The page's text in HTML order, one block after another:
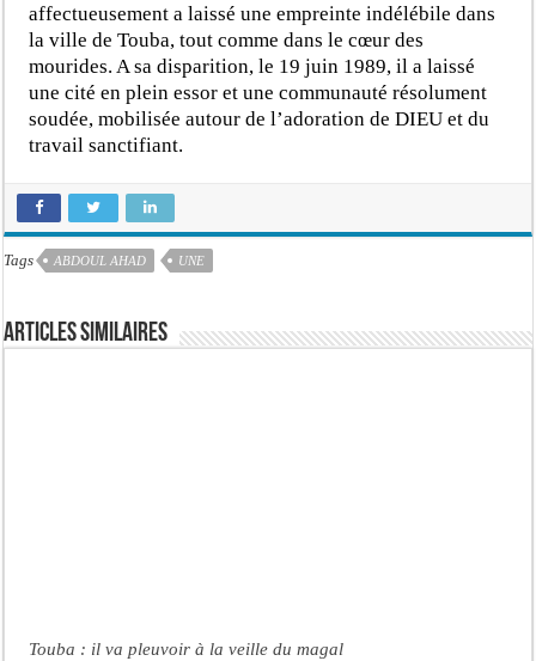
affectueusement a laissé une empreinte indélébile dans
la ville de Touba, tout comme dans le cœur des
mourides. A sa disparition, le 19 juin 1989, il a laissé
une cité en plein essor et une communauté résolument
soudée, mobilisée autour de l’adoration de DIEU et du
travail sanctifiant.
Tags ABDOUL AHAD UNE
Articles similaires
Touba : il va pleuvoir à la veille du magal